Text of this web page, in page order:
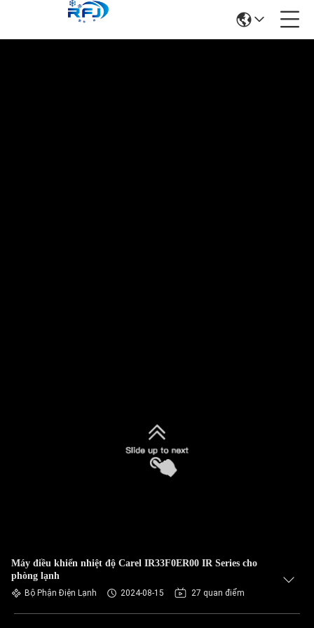
Máy điều khiển nhiệt độ Carel IR33F0ER00 IR Series cho
phòng lạnh
Bộ Phận Điện Lạnh 2024-08-15 27 quan điểm